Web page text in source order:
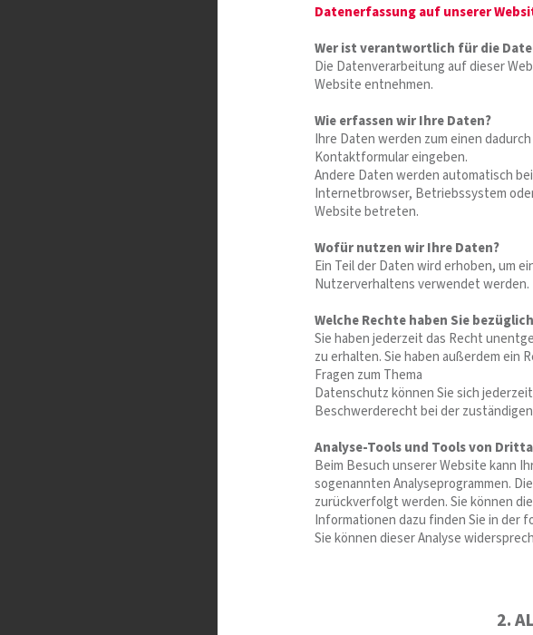
Datenerfassung auf unserer
Wer ist verantwortlich für die
Die Datenverarbeitung auf dieser
Website entnehmen.
Wie erfassen wir Ihre Daten?
Ihre Daten werden zum einen
Kontaktformular eingeben.
Andere Daten werden automatisch
Internetbrowser, Betriebssystem
Website betreten.
Wofür nutzen wir Ihre Daten?
Ein Teil der Daten wird erhoben, um
Nutzerverhaltens verwendet werden.
Welche Rechte haben Sie
Sie haben jederzeit das Recht
zu erhalten. Sie haben außerdem ein
Fragen zum Thema
Datenschutz können Sie sich
Beschwerderecht bei der
Analyse-Tools und Tools von
Beim Besuch unserer Website kann
sogenannten Analyseprogrammen.
zurückverfolgt werden. Sie können
Informationen dazu finden Sie in der
Sie können dieser Analyse
2.